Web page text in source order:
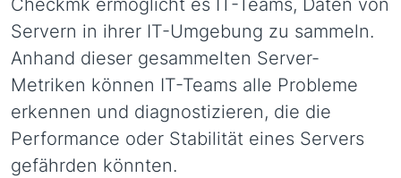
Checkmk ermöglicht es IT-Teams, Daten von
Servern in ihrer IT-Umgebung zu sammeln.
Anhand dieser gesammelten Server-
Metriken können IT-Teams alle Probleme
erkennen und diagnostizieren, die die
Performance oder Stabilität eines Servers
gefährden könnten.